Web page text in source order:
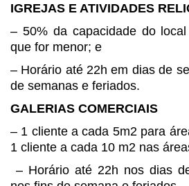
IGREJAS E ATIVIDADES
– 50% da capacidade do
que for menor; e
– Horário até 22h em dias de
de semanas e feriados.
GALERIAS COMERCIAIS
– 1 cliente a cada 5m2 para
1 cliente a cada 10 m2 nas
– Horário até 22h nos dias